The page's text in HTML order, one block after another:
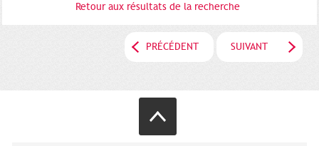
Retour aux résultats de la recherche
PRÉCÉDENT SUIVANT